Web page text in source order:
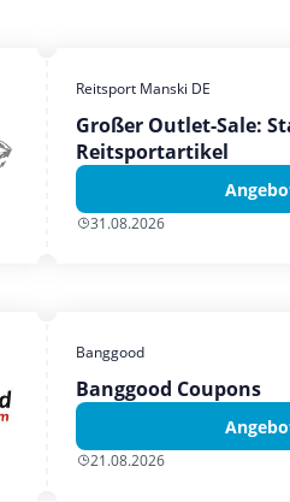
Reitsport Manski DE
Großer Outlet-Sale:
Reitsportartikel
31.08.2026
Banggood
Banggood Coupons
21.08.2026